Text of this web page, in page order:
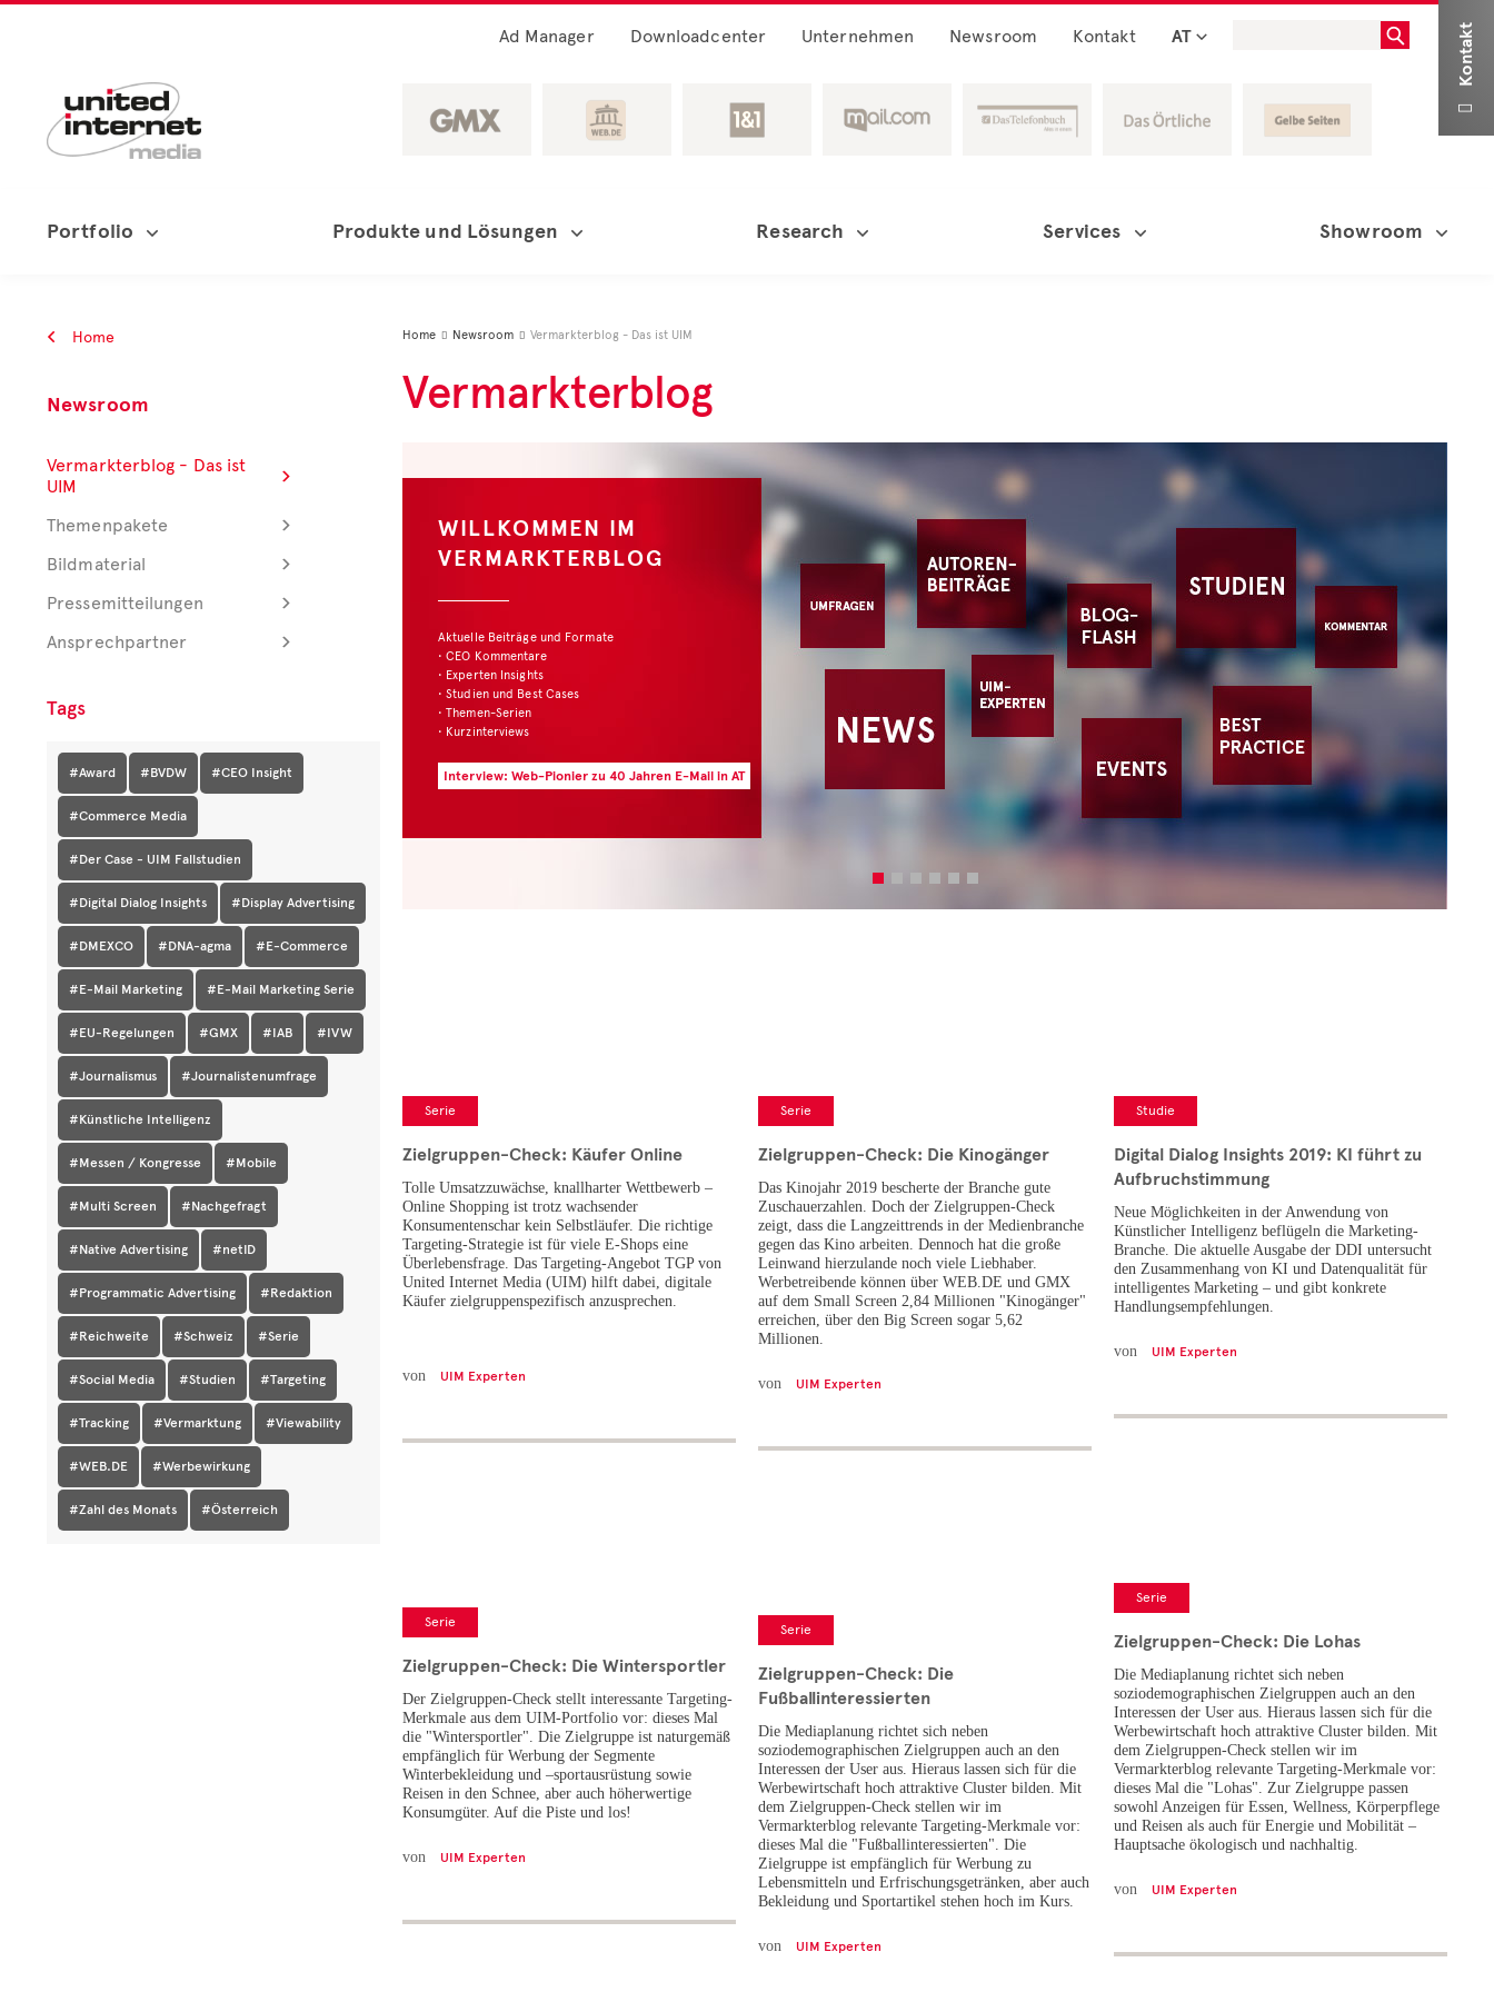
Ad Manager Downloadcenter Unternehmen Newsroom Kontakt AT
Portfolio Produkte und Lösungen Research Services Showroom
Home
Newsroom
Vermarkterblog - Das ist
UIM
Themenpakete
Bildmaterial
Pressemitteilungen
Ansprechpartner
Tags
#Award #BVDW #CEO Insight
#Commerce Media
#Der Case - UIM Fallstudien
#Digital Dialog Insights #Display Advertising
#DMEXCO #DNA-agma #E-Commerce
#E-Mail Marketing #E-Mail Marketing Serie
#EU-Regelungen #GMX #IAB #IVW
#Journalismus #Journalistenumfrage
#Künstliche Intelligenz
#Messen / Kongresse #Mobile
#Multi Screen #Nachgefragt
#Native Advertising #netID
#Programmatic Advertising #Redaktion
#Reichweite #Schweiz #Serie
#Social Media #Studien #Targeting
#Tracking #Vermarktung #Viewability
#WEB.DE #Werbewirkung
#Zahl des Monats #Österreich
Home  Newsroom  Vermarkterblog - Das ist UIM
Vermarkterblog
WILLKOMMEN IM
VERMARKTERBLOG
Aktuelle Beiträge und Formate
• CEO Kommentare
• Experten Insights
• Studien und Best Cases
• Themen-Serien
• Kurzinterviews
Interview: Web-Pionier zu 40 Jahren E-Mail in AT
Serie
Zielgruppen-Check: Käufer Online
Tolle Umsatzzuwächse, knallharter Wettbewerb –
Online Shopping ist trotz wachsender
Konsumentenschar kein Selbstläufer. Die richtige
Targeting-Strategie ist für viele E-Shops eine
Überlebensfrage. Das Targeting-Angebot TGP von
United Internet Media (UIM) hilft dabei, digitale
Käufer zielgruppenspezifisch anzusprechen.
von UIM Experten
Serie
Zielgruppen-Check: Die Wintersportler
Der Zielgruppen-Check stellt interessante Targeting-
Merkmale aus dem UIM-Portfolio vor: dieses Mal
die "Wintersportler". Die Zielgruppe ist naturgemäß
empfänglich für Werbung der Segmente
Winterbekleidung und –sportausrüstung sowie
Reisen in den Schnee, aber auch höherwertige
Konsumgüter. Auf die Piste und los!
von UIM Experten
Serie
Zielgruppen-Check: Die Kinogänger
Das Kinojahr 2019 bescherte der Branche gute
Zuschauerzahlen. Doch der Zielgruppen-Check
zeigt, dass die Langzeittrends in der Medienbranche
gegen das Kino arbeiten. Dennoch hat die große
Leinwand hierzulande noch viele Liebhaber.
Werbetreibende können über WEB.DE und GMX
auf dem Small Screen 2,84 Millionen "Kinogänger"
erreichen, über den Big Screen sogar 5,62
Millionen.
von UIM Experten
Serie
Zielgruppen-Check: Die
Fußballinteressierten
Die Mediaplanung richtet sich neben
soziodemographischen Zielgruppen auch an den
Interessen der User aus. Hieraus lassen sich für die
Werbewirtschaft hoch attraktive Cluster bilden. Mit
dem Zielgruppen-Check stellen wir im
Vermarkterblog relevante Targeting-Merkmale vor:
dieses Mal die "Fußballinteressierten". Die
Zielgruppe ist empfänglich für Werbung zu
Lebensmitteln und Erfrischungsgetränken, aber auch
Bekleidung und Sportartikel stehen hoch im Kurs.
von UIM Experten
Studie
Digital Dialog Insights 2019: KI führt zu
Aufbruchstimmung
Neue Möglichkeiten in der Anwendung von
Künstlicher Intelligenz beflügeln die Marketing-
Branche. Die aktuelle Ausgabe der DDI untersucht
den Zusammenhang von KI und Datenqualität für
intelligentes Marketing – und gibt konkrete
Handlungsempfehlungen.
von UIM Experten
Serie
Zielgruppen-Check: Die Lohas
Die Mediaplanung richtet sich neben
soziodemographischen Zielgruppen auch an den
Interessen der User aus. Hieraus lassen sich für die
Werbewirtschaft hoch attraktive Cluster bilden. Mit
dem Zielgruppen-Check stellen wir im
Vermarkterblog relevante Targeting-Merkmale vor:
dieses Mal die "Lohas". Zur Zielgruppe passen
sowohl Anzeigen für Essen, Wellness, Körperpflege
und Reisen als auch für Energie und Mobilität –
Hauptsache ökologisch und nachhaltig.
von UIM Experten

Kontakt